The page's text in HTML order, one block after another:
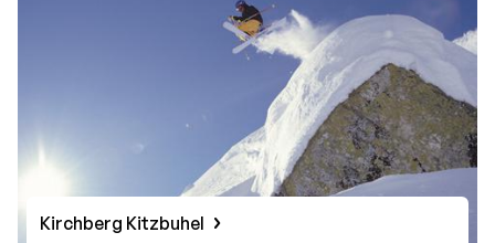
Kirchberg Kitzbuhel